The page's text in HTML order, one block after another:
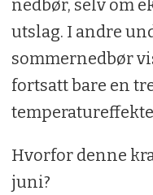
nedbør, selv om
utslag. I andre
sommernedbør
fortsatt bare en
Hvorfor denne
juni?